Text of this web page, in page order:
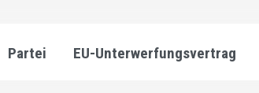
Partei EU-Unterwerfungsvertrag